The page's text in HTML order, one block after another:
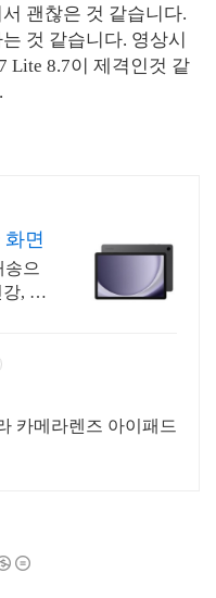
괜찮은 것 같습니다.
것 같습니다. 영상시
Lite 8.7이 제격인것 같
면
송으
, 영
카메라렌즈 아이패드